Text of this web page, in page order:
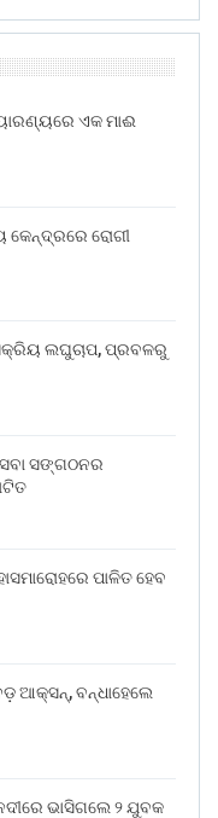
ଏକ ମାଈ
କେନ୍ଦ୍ରରେ ରୋଗୀ
ଲଘୁଚାପ, ପ୍ରବଳରୁ
ସଙ୍ଗଠନର
ପାଳିତ ହେବ
ଆକ୍ସନ୍, ବନ୍ଧାହେଲେ
ଭାସିଗଲେ ୨ ଯୁବକ